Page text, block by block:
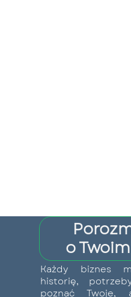
o
Każdy biznes
historię,
poznać Twoje,